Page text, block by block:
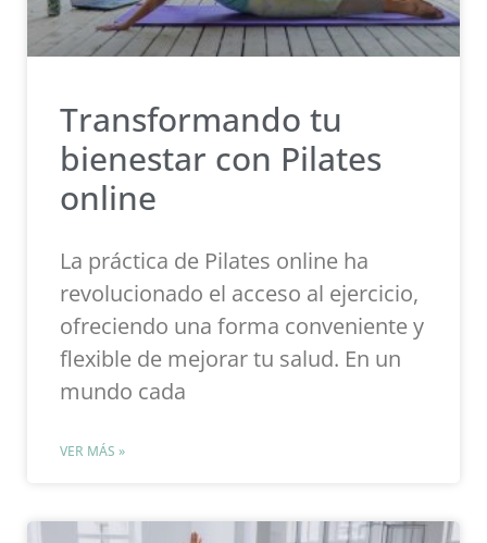
Transformando tu
bienestar con Pilates
online
La práctica de Pilates online ha
revolucionado el acceso al ejercicio,
ofreciendo una forma conveniente y
flexible de mejorar tu salud. En un
mundo cada
VER MÁS »